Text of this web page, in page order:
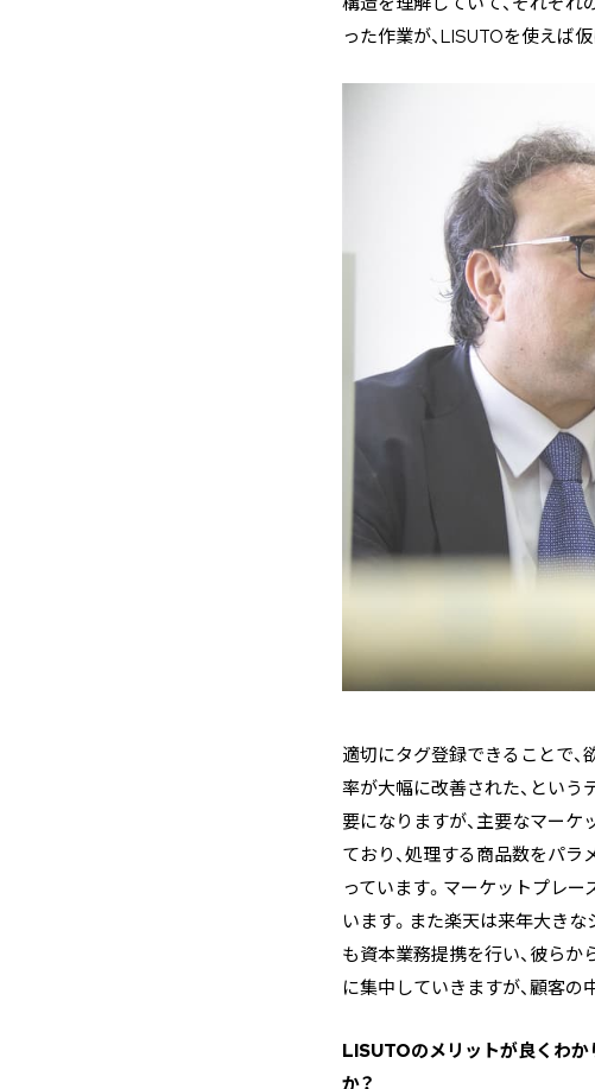
った作業が、LISUTOを使えば
適切にタグ登録できることで、
率が大幅に改善された、とい
要になりますが、主要なマー
ており、処理する商品数をパ
っています。マーケットプレ
います。また楽天は来年大き
も資本業務提携を行い、彼ら
に集中していきますが、顧客の
―――LISUTOのメリットが良く
か？